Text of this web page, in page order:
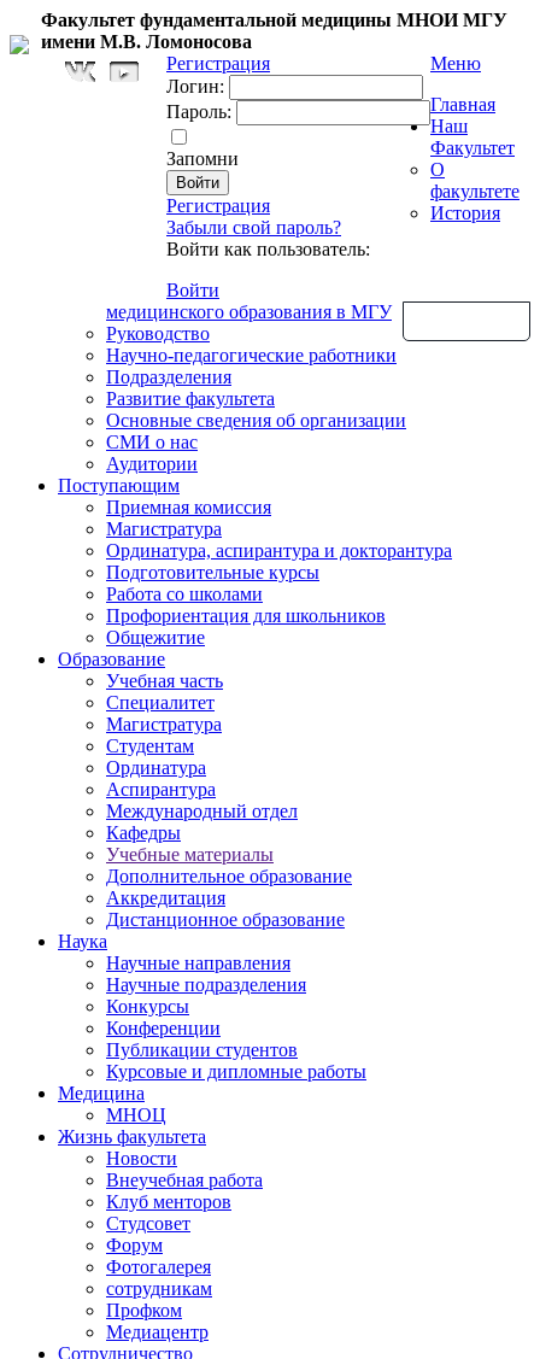
Факультет фундаментальной медицины МНОИ МГУ
имени М.В. Ломоносова
Регистрация
Логин:
Пароль:
Запомни
Регистрация
Забыли свой пароль?
Войти как пользователь:
Войти
Меню
Главная
Наш
Факультет
О
факультете
История
медицинского образования в МГУ
Руководство
Научно-педагогические работники
Подразделения
Развитие факультета
Основные сведения об организации
СМИ о нас
Аудитории
Поступающим
Приемная комиссия
Магистратура
Ординатура, аспирантура и докторантура
Подготовительные курсы
Работа со школами
Профориентация для школьников
Общежитие
Образование
Учебная часть
Специалитет
Магистратура
Студентам
Ординатура
Аспирантура
Международный отдел
Кафедры
Учебные материалы
Дополнительное образование
Аккредитация
Дистанционное образование
Наука
Научные направления
Научные подразделения
Конкурсы
Конференции
Публикации студентов
Курсовые и дипломные работы
Медицина
МНОЦ
Жизнь факультета
Новости
Внеучебная работа
Клуб менторов
Студсовет
Форум
Фотогалерея
сотрудникам
Профком
Медиацентр
Сотрудничество